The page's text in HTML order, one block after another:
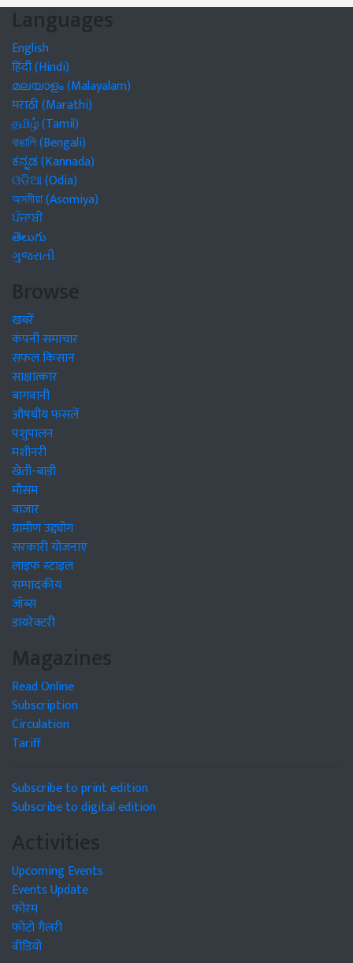
Languages
English
हिंदी (Hindi)
മലയാളം (Malayalam)
मराठी (Marathi)
தமிழ் (Tamil)
বাঙালি (Bengali)
ಕನ್ನಡ (Kannada)
ଓଡିଆ (Odia)
অসমীয়া (Asomiya)
ਪੰਜਾਬੀ
తెలుగు
ગુજરાતી
Browse
खबरें
कंपनी समाचार
सफल किसान
साक्षात्कार
बागवानी
औषधीय फसलें
पशुपालन
मशीनरी
खेती-बाड़ी
मौसम
बाजार
ग्रामीण उद्द्योग
सरकारी योजनाएं
लाइफ स्टाइल
सम्पादकीय
जॉब्स
डायरेक्टरी
Magazines
Read Online
Subscription
Circulation
Tariff
Subscribe to print edition
Subscribe to digital edition
Activities
Upcoming Events
Events Update
फोरम
फोटो गैलरी
वीडियो